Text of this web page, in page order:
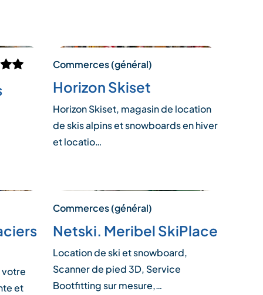
Commerces (général)
Horizon Skiset
Horizon Skiset, magasin de location
de skis alpins et snowboards en hiver
et locatio…
votre
et
Commerces (général)
Netski. Meribel SkiPlace
Location de ski et snowboard,
Scanner de pied 3D, Service
Bootfitting sur mesure,…